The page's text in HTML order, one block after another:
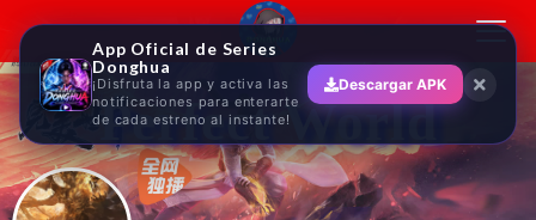
Perfect World
App Oficial de Series
Donghua
¡Disfruta la app y activa las
notificaciones para enterarte
de cada estreno al instante!
Descargar APK